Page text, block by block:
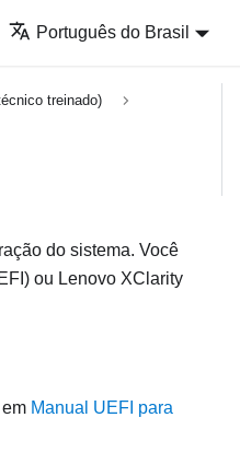
Português do Brasil
treinado)
do sistema. Você
ou Lenovo XClarity
Manual UEFI para